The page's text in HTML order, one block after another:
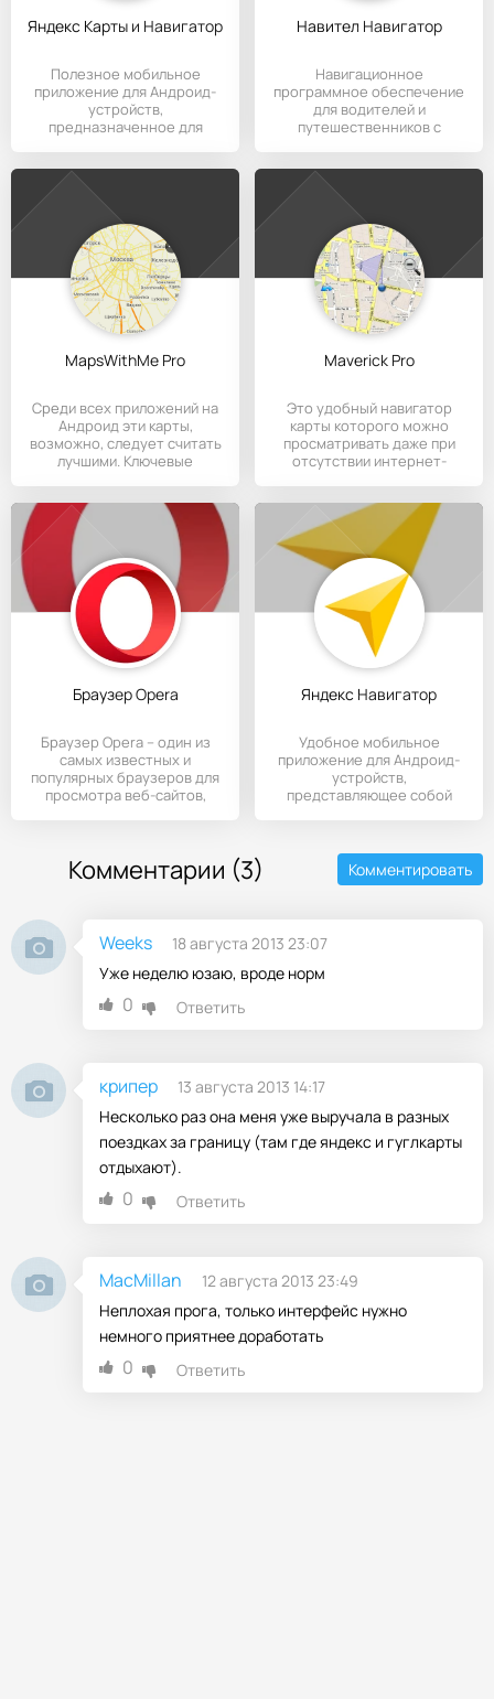
Яндекс Карты и Навигатор
Полезное мобильное
приложение для Андроид-
устройств,
предназначенное для
Навител Навигатор
Навигационное
программное обеспечение
для водителей и
путешественников с
MapsWithMe Pro
Среди всех приложений на
Андроид эти карты,
возможно, следует считать
лучшими. Ключевые
Maverick Pro
Это удобный навигатор
карты которого можно
просматривать даже при
отсутствии интернет-
Браузер Opera
Браузер Opera – один из
самых известных и
популярных браузеров для
просмотра веб-сайтов,
Яндекс Навигатор
Удобное мобильное
приложение для Андроид-
устройств,
представляющее собой
Комментарии (3) Комментировать
Weeks
18 августа 2013 23:07
Уже неделю юзаю, вроде норм
0 Ответить
крипер
13 августа 2013 14:17
Несколько раз она меня уже выручала в разных
поездках за границу (там где яндекс и гуглкарты
отдыхают).
0 Ответить
MacMillan
12 августа 2013 23:49
Неплохая прога, только интерфейс нужно
немного приятнее доработать
0 Ответить